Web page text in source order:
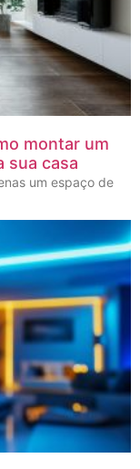
montar um
sua casa
um espaço de